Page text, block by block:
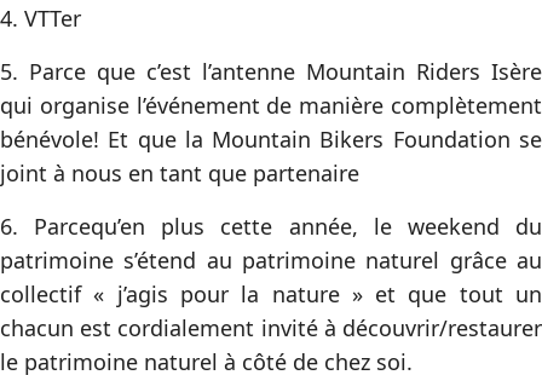
4. VTTer
5. Parce que c’est l’antenne Mountain Riders Isère
qui organise l’événement de manière complètement
bénévole! Et que la Mountain Bikers Foundation se
joint à nous en tant que partenaire
6. Parcequ’en plus cette année, le weekend du
patrimoine s’étend au patrimoine naturel grâce au
collectif « j’agis pour la nature » et que tout un
chacun est cordialement invité à découvrir/restaurer
le patrimoine naturel à côté de chez soi.